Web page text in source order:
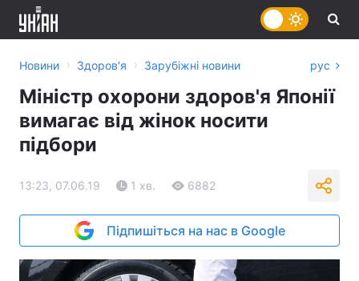
Новини › Здоров'я › Зарубіжні новини рус
Міністр охорони здоров'я Японії
вимагає від жінок носити
підбори
13:23, 07.06.19 1 хв. 6882
Підпишіться на нас в Google